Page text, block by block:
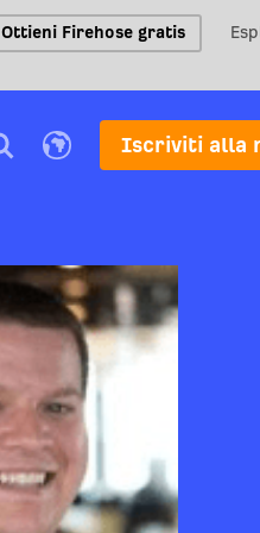
Ottieni Firehose gratis
Iscriviti alla